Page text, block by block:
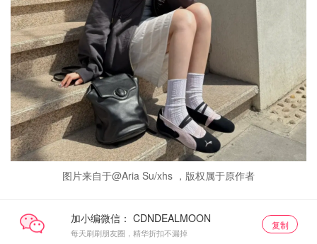
图片来自于@Aria Su/xhs ，版权属于原作者
加小编微信：
每天刷刷朋友圈，精华折扣不漏掉
复制